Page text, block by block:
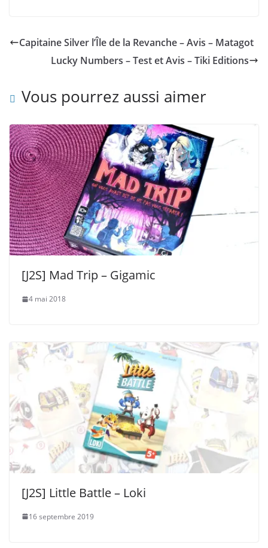
Capitaine Silver l’Île de la Revanche – Avis – Matagot
Lucky Numbers – Test et Avis – Tiki Editions
Vous pourrez aussi aimer
[J2S] Mad Trip – Gigamic
4 mai 2018
[J2S] Little Battle – Loki
16 septembre 2019